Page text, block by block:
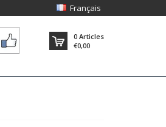
Français
0 Articles
€0,00